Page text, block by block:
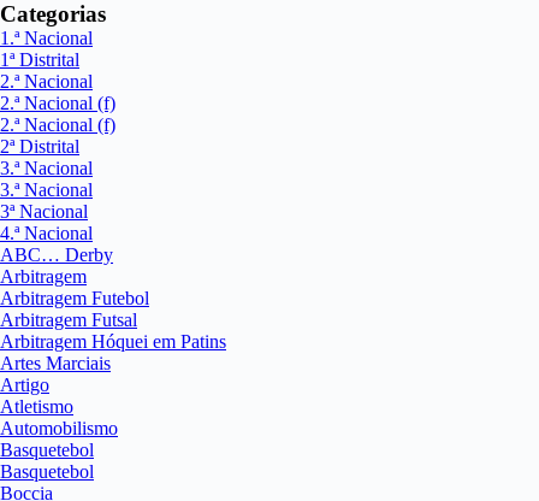
Categorias
1.ª Nacional
1ª Distrital
2.ª Nacional
2.ª Nacional (f)
2.ª Nacional (f)
2ª Distrital
3.ª Nacional
3.ª Nacional
3ª Nacional
4.ª Nacional
ABC… Derby
Arbitragem
Arbitragem Futebol
Arbitragem Futsal
Arbitragem Hóquei em Patins
Artes Marciais
Artigo
Atletismo
Automobilismo
Basquetebol
Basquetebol
Boccia